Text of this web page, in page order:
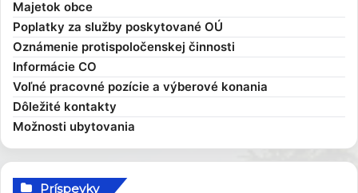
Obecní poslanci a komisie
Zasadnutia OcZ
Evidencia obyvateľov
Overovanie dokumentov
Sťažnosti a žiadosti
Sociálna pomoc
Elektronické služby
Všeobecné záväzné nariadenia
Ekonomické dokumenty
Rozpočet obce
Rozvojové dokumenty
Smernice
Majetok obce
Poplatky za služby poskytované OÚ
Oznámenie protispoločenskej činnosti
Informácie CO
Voľné pracovné pozície a výberové konania
Dôležité kontakty
Možnosti ubytovania
Príspevky